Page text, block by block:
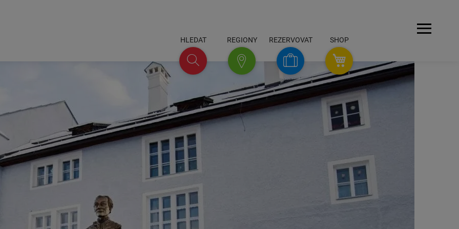
HLEDAT
Hledat
REGIONY
Regiony
REZERVOVAT SHOP
SHOP